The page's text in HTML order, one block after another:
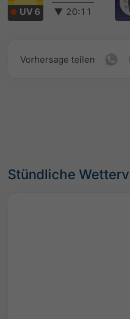
UV 6
▼ 20:11
Vorhersage teilen
Stündliche